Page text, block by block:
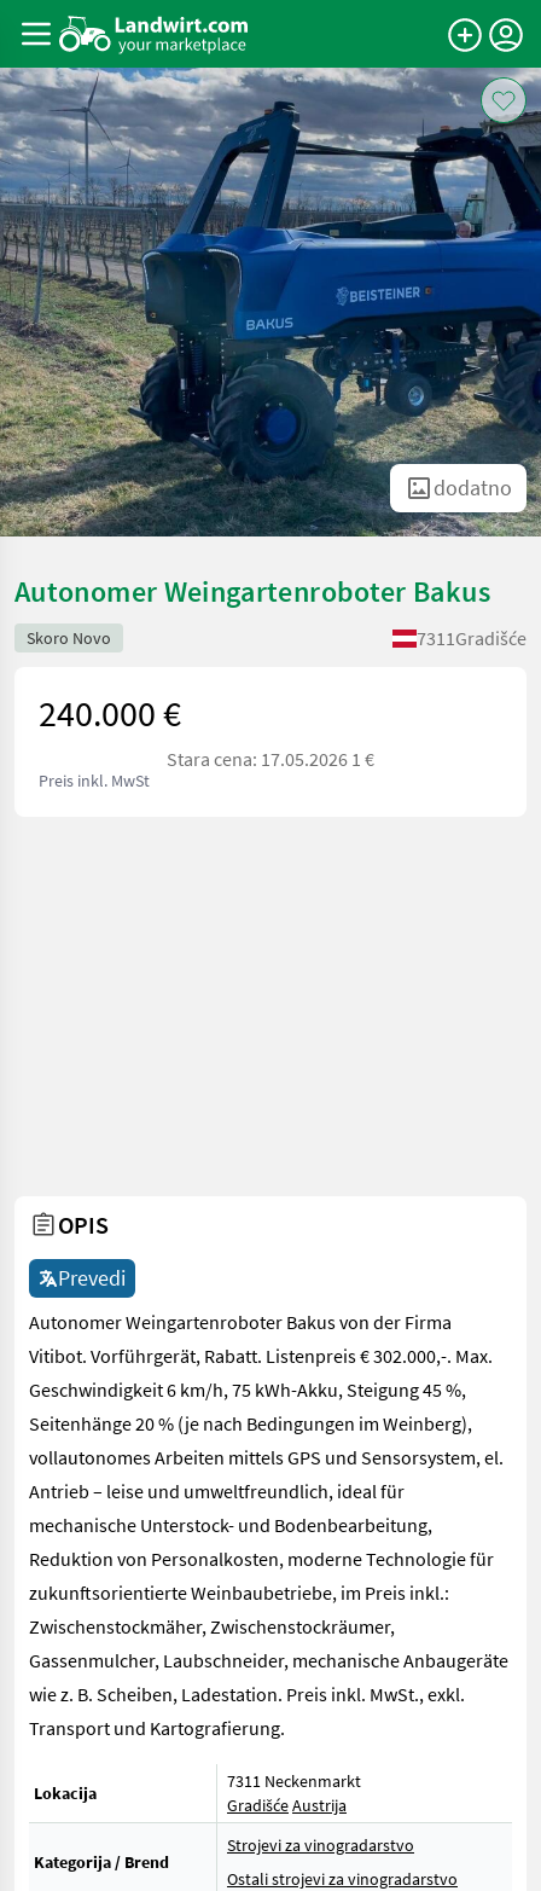
dodatno
Autonomer Weingartenroboter Bakus
Skoro Novo 7311Gradišće
240.000 €
Stara cena: 17.05.2026 1 €
Preis inkl. MwSt
OPIS
Prevedi
Autonomer Weingartenroboter Bakus von der Firma
Vitibot. Vorführgerät, Rabatt. Listenpreis € 302.000,-. Max.
Geschwindigkeit 6 km/h, 75 kWh-Akku, Steigung 45 %,
Seitenhänge 20 % (je nach Bedingungen im Weinberg),
vollautonomes Arbeiten mittels GPS und Sensorsystem, el.
Antrieb – leise und umweltfreundlich, ideal für
mechanische Unterstock- und Bodenbearbeitung,
Reduktion von Personalkosten, moderne Technologie für
zukunftsorientierte Weinbaubetriebe, im Preis inkl.:
Zwischenstockmäher, Zwischenstockräumer,
Gassenmulcher, Laubschneider, mechanische Anbaugeräte
wie z. B. Scheiben, Ladestation. Preis inkl. MwSt., exkl.
Transport und Kartografierung.
Lokacija
7311 Neckenmarkt
GradišćeAustrija
Kategorija / Brend
Strojevi za vinogradarstvo
Ostali strojevi za vinogradarstvo